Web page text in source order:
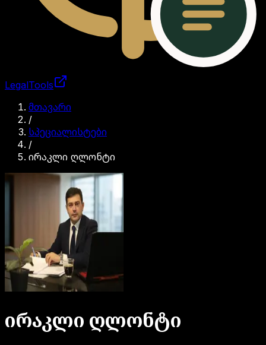
LegalTools
მთავარი
/
სპეციალისტები
/
ირაკლი ღლონტი
ირაკლი ღლონტი